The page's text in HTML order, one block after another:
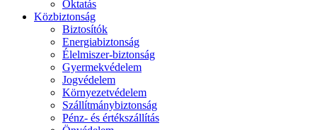
Oktatás
Közbiztonság
Biztosítók
Energiabiztonság
Élelmiszer-biztonság
Gyermekvédelem
Jogvédelem
Környezetvédelem
Szállítmánybiztonság
Pénz- és értékszállítás